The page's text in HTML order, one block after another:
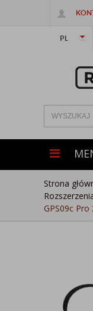
PL
Strona
GPS09c Pro